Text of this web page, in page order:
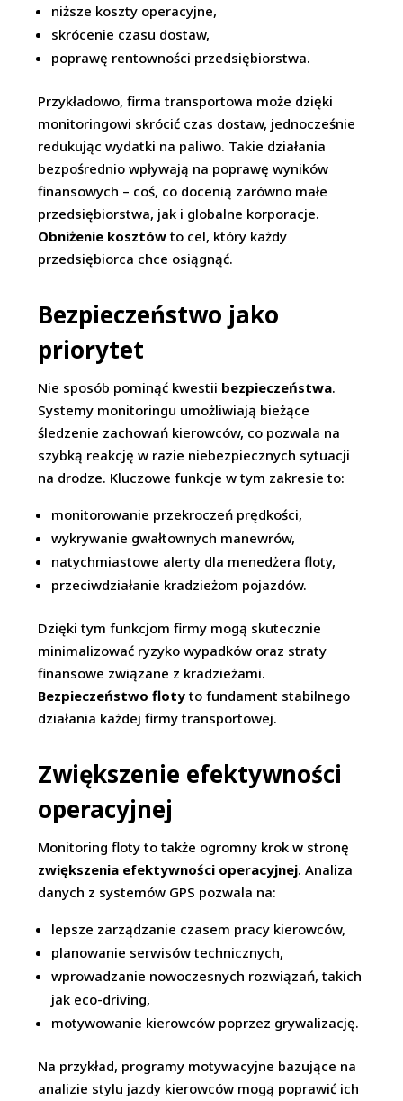
niższe koszty operacyjne,
skrócenie czasu dostaw,
poprawę rentowności przedsiębiorstwa.
Przykładowo, firma transportowa może dzięki
monitoringowi skrócić czas dostaw, jednocześnie
redukując wydatki na paliwo. Takie działania
bezpośrednio wpływają na poprawę wyników
finansowych – coś, co docenią zarówno małe
przedsiębiorstwa, jak i globalne korporacje.
Obniżenie kosztów to cel, który każdy
przedsiębiorca chce osiągnąć.
Bezpieczeństwo jako
priorytet
Nie sposób pominąć kwestii bezpieczeństwa.
Systemy monitoringu umożliwiają bieżące
śledzenie zachowań kierowców, co pozwala na
szybką reakcję w razie niebezpiecznych sytuacji
na drodze. Kluczowe funkcje w tym zakresie to:
monitorowanie przekroczeń prędkości,
wykrywanie gwałtownych manewrów,
natychmiastowe alerty dla menedżera floty,
przeciwdziałanie kradzieżom pojazdów.
Dzięki tym funkcjom firmy mogą skutecznie
minimalizować ryzyko wypadków oraz straty
finansowe związane z kradzieżami.
Bezpieczeństwo floty to fundament stabilnego
działania każdej firmy transportowej.
Zwiększenie efektywności
operacyjnej
Monitoring floty to także ogromny krok w stronę
zwiększenia efektywności operacyjnej. Analiza
danych z systemów GPS pozwala na:
lepsze zarządzanie czasem pracy kierowców,
planowanie serwisów technicznych,
wprowadzanie nowoczesnych rozwiązań, takich
jak eco-driving,
motywowanie kierowców poprzez grywalizację.
Na przykład, programy motywacyjne bazujące na
analizie stylu jazdy kierowców mogą poprawić ich